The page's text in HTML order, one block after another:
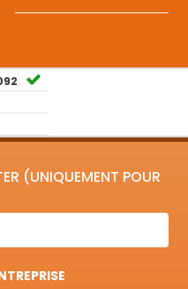
(UNIQUEMENT POUR